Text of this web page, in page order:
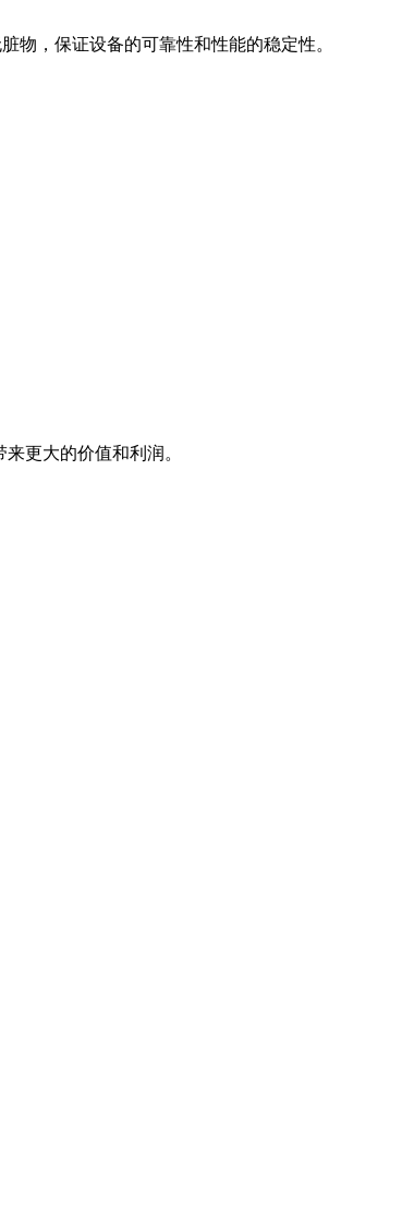
物，保证设备的可靠性和性能的稳定性。
更大的价值和利润。